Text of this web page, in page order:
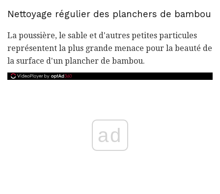
Nettoyage régulier des planchers de bambou
La poussière, le sable et d'autres petites particules
représentent la plus grande menace pour la beauté de
la surface d'un plancher de bambou.
ad